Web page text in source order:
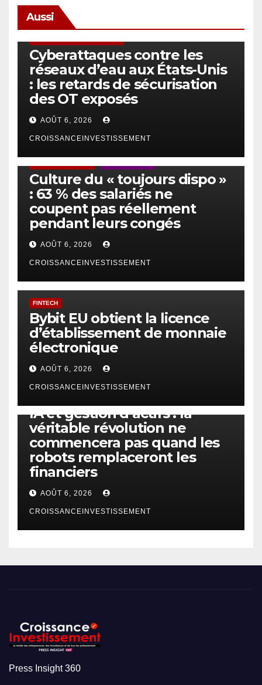
Aussi
Cyberattaques contre les
réseaux d’eau aux États-Unis
: les retards de sécurisation
des OT exposés
AOÛT 6, 2026
CROISSANCEINVESTISSEMENT
Culture du « toujours dispo »
: 63 % des salariés ne
coupent pas réellement
pendant leurs congés
AOÛT 6, 2026
CROISSANCEINVESTISSEMENT
FINTECH
Bybit EU obtient la licence
d’établissement de monnaie
électronique
AOÛT 6, 2026
CROISSANCEINVESTISSEMENT
IA et gestion d’actifs : la
véritable révolution ne
commencera pas quand les
robots remplaceront les
financiers
AOÛT 6, 2026
CROISSANCEINVESTISSEMENT
Press Insight 360